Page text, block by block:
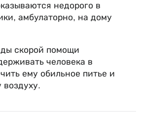
недорого в
амбулаторно, на дому
скорой помощи
человека в
ему обильное питье и
воздуху.